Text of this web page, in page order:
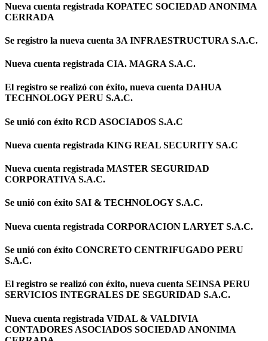
Nueva cuenta registrada KOPATEC SOCIEDAD ANONIMA
CERRADA
Se registro la nueva cuenta 3A INFRAESTRUCTURA S.A.C.
Nueva cuenta registrada CIA. MAGRA S.A.C.
El registro se realizó con éxito, nueva cuenta DAHUA
TECHNOLOGY PERU S.A.C.
Se unió con éxito RCD ASOCIADOS S.A.C
Nueva cuenta registrada KING REAL SECURITY SA.C
Nueva cuenta registrada MASTER SEGURIDAD
CORPORATIVA S.A.C.
Se unió con éxito SAI & TECHNOLOGY S.A.C.
Nueva cuenta registrada CORPORACION LARYET S.A.C.
Se unió con éxito CONCRETO CENTRIFUGADO PERU
S.A.C.
El registro se realizó con éxito, nueva cuenta SEINSA PERU
SERVICIOS INTEGRALES DE SEGURIDAD S.A.C.
Nueva cuenta registrada VIDAL & VALDIVIA
CONTADORES ASOCIADOS SOCIEDAD ANONIMA